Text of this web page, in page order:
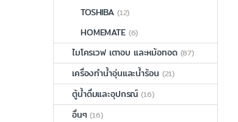
TOSHIBA (12)
HOMEMATE (6)
ไมโครเวฟ เตาอบ และหม้อทอด (87)
เครื่องทำน้ำอุ่นและน้ำร้อน (21)
ตู้น้ำดื่มและอุปกรณ์ (16)
อื่นๆ (16)